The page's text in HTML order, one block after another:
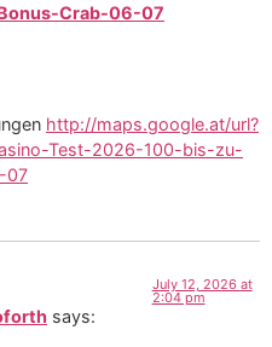
Crab-06-07
http://maps.google.at/url?
Test-2026-100-bis-zu-
07
says:
July 12, 2026 at
2:04 pm